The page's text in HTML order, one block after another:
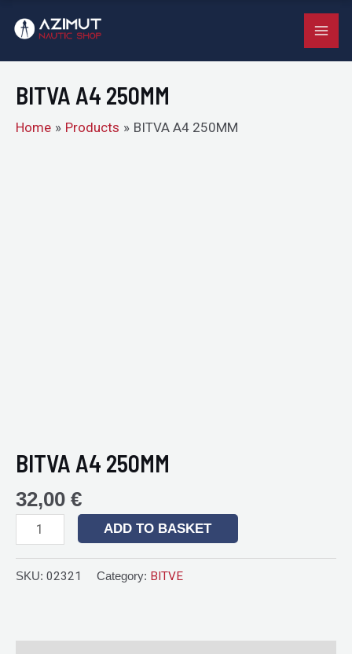
BITVA A4 250MM
Home Products BITVA A4 250MM
BITVA A4 250MM
32,00 €
ADD TO BASKET
SKU: 02321 Category: BITVE
quantity